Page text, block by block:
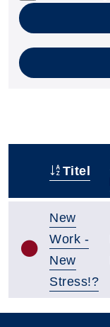
Titel
New
Work -
New
Stress!?